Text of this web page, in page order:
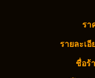
รา
รายละเอี
ชื่อร้